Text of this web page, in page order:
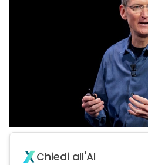
Chiedi all'AI